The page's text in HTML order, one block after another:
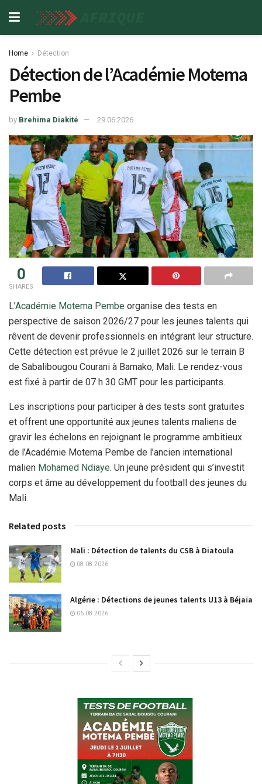
Home Détection
Détection de l’Académie Motema
Pembe
by Brehima Diakité 29.06.2026
0
SHARES
L’Académie Motema Pembe organise des tests en
perspective de saison 2026/27 pour les jeunes talents qui
rêvent de devenir professionnels en intégrant leur structure.
Cette détection est prévue le 2 juillet 2026 sur le terrain B
de Sabalibougou Courani à Bamako, Mali. Le rendez-vous
est fixé à partir de 07 h 30 GMT pour les participants.
Les inscriptions pour participer à des tests sont gratuites
et offrent une opportunité aux jeunes talents maliens de
gravir les échelons en rejoignant le programme ambitieux
de l’Académie Motema Pembe de l’ancien international
malien Mohamed Ndiaye. Un jeune président qui s’investit
corps et âme au développement du football des jeunes du
Mali.
Related posts
Mali : Détection de talents du CSB à Diatoula
08.08.2026
Algérie : Détections de jeunes talents U13 à Béjaïa
06.08.2026